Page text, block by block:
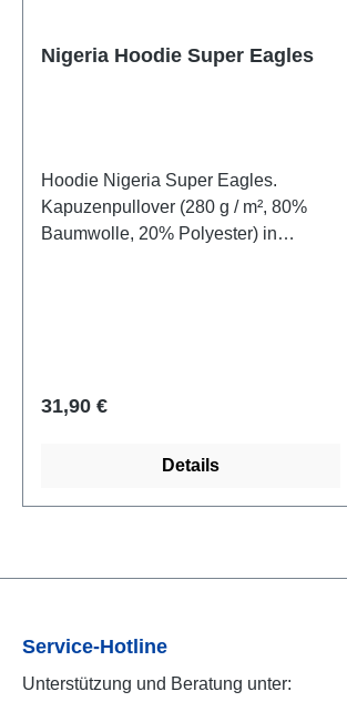
Nigeria Hoodie Super Eagles
Hoodie Nigeria Super Eagles.
Kapuzenpullover (280 g / m², 80%
Baumwolle, 20% Polyester) in
Regulärer Preis:
31,90 €
Details
Service-Hotline
Unterstützung und Beratung unter: